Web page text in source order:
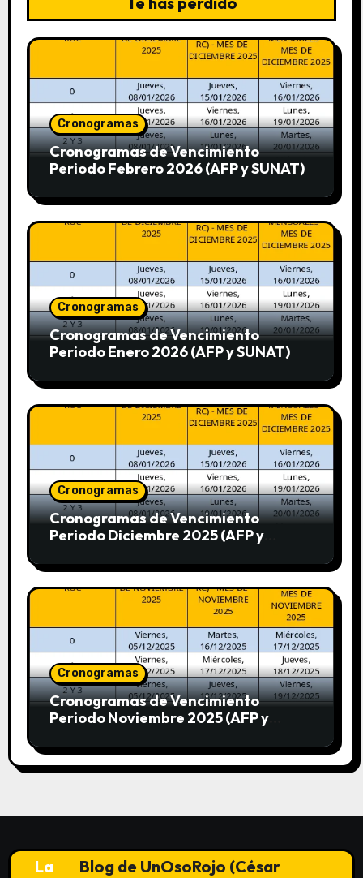
Cronogramas
Cronogramas de Vencimiento
Periodo Febrero 2026 (AFP y SUNAT)
Cronogramas
Cronogramas de Vencimiento
Periodo Enero 2026 (AFP y SUNAT)
Cronogramas
Cronogramas de Vencimiento
Periodo Diciembre 2025 (AFP y
Cronogramas
Cronogramas de Vencimiento
Periodo Noviembre 2025 (AFP y
La
Blog de UnOsoRojo (César